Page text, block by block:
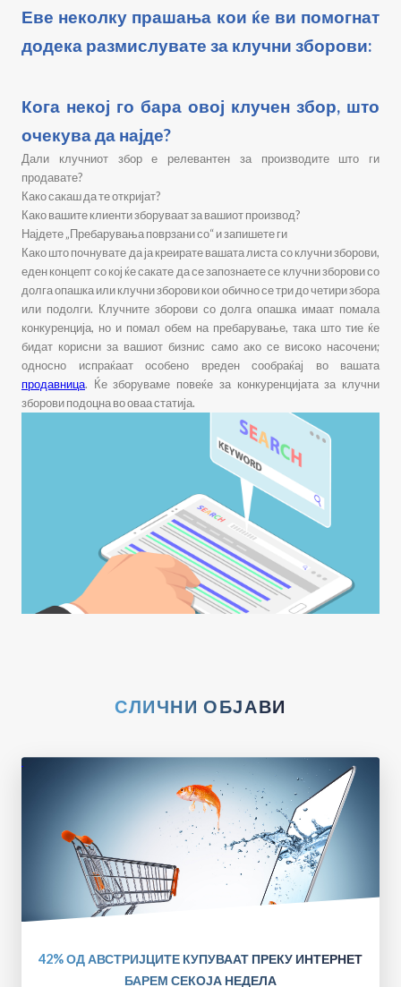
Еве неколку прашања кои ќе ви помогнат
додека размислувате за клучни зборови:
Кога некој го бара овој клучен збор, што
очекува да најде?
Дали клучниот збор е релевантен за производите што ги
продавате?
Како сакаш да те откријат?
Како вашите клиенти зборуваат за вашиот производ?
Најдете „Пребарувања поврзани со“ и запишете ги
Како што почнувате да ја креирате вашата листа со клучни зборови,
еден концепт со кој ќе сакате да се запознаете се клучни зборови со
долга опашка или клучни зборови кои обично се три до четири збора
или подолги. Клучните зборови со долга опашка имаат помала
конкуренција, но и помал обем на пребарување, така што тие ќе
бидат корисни за вашиот бизнис само ако се високо насочени;
односно испраќаат особено вреден сообраќај во вашата
продавница. Ќе зборуваме повеќе за конкуренцијата за клучни
зборови подоцна во оваа статија.
СЛИЧНИ ОБЈАВИ
42% ОД АВСТРИЈЦИТЕ КУПУВААТ ПРЕКУ ИНТЕРНЕТ
БАРЕМ СЕКОЈА НЕДЕЛА